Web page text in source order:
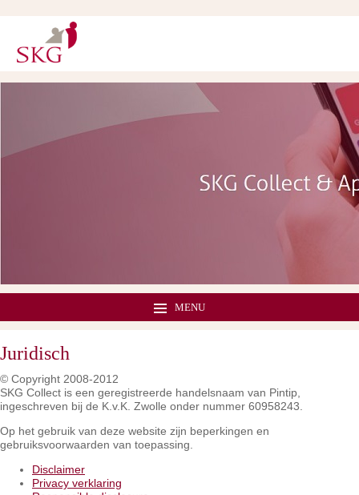
MENU
Juridisch
© Copyright 2008-2012
SKG Collect is een geregistreerde handelsnaam van Pintip,
ingeschreven bij de K.v.K. Zwolle onder nummer 60958243.
Op het gebruik van deze website zijn beperkingen en
gebruiksvoorwaarden van toepassing.
Disclaimer
Privacy verklaring